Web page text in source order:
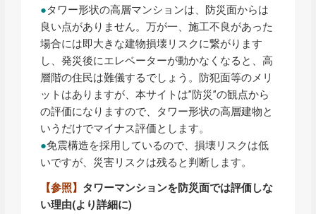
●タワー形状の高層マンションは、防災面からは
良い点がありません。万が一、施工不良があった
場合には即大きな建物損壊リスクに繋がります
し、発災後にエレベーターが動かなくなると、高
層階の住民は難儀するでしょう。防犯面等のメリ
ットはありますが、本サイトは”防災”の観点から
の評価になりますので、タワー形状の高層建物と
いうだけでマイナス評価とします。
●免震構造を採用しているので、損壊リスクは低
いですが、災害リスクは残ると判断します。
【参照】 タワーマンションを防災面では評価しな
い理由(より詳細に)